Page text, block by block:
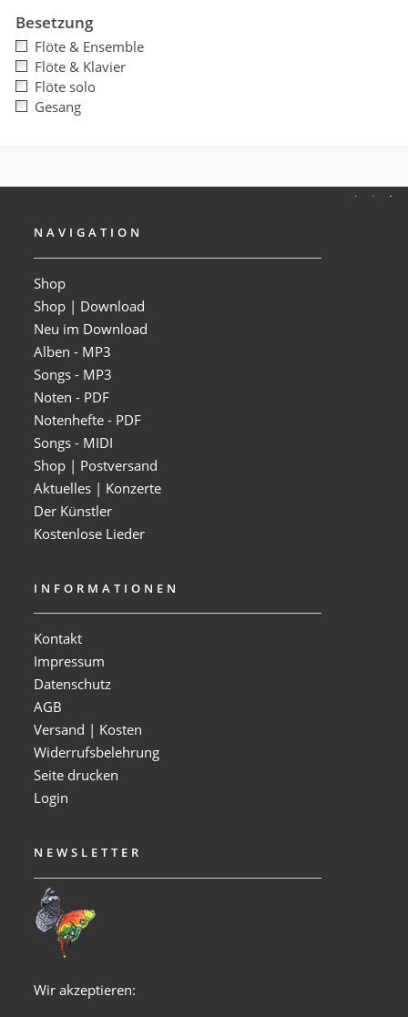
Besetzung
Flöte & Ensemble
Flöte & Klavier
Flöte solo
Gesang
NAVIGATION
Shop
Shop | Download
Neu im Download
Alben - MP3
Songs - MP3
Noten - PDF
Notenhefte - PDF
Songs - MIDI
Shop | Postversand
Aktuelles | Konzerte
Der Künstler
Kostenlose Lieder
INFORMATIONEN
Kontakt
Impressum
Datenschutz
AGB
Versand | Kosten
Widerrufsbelehrung
Seite drucken
Login
NEWSLETTER
Wir akzeptieren: